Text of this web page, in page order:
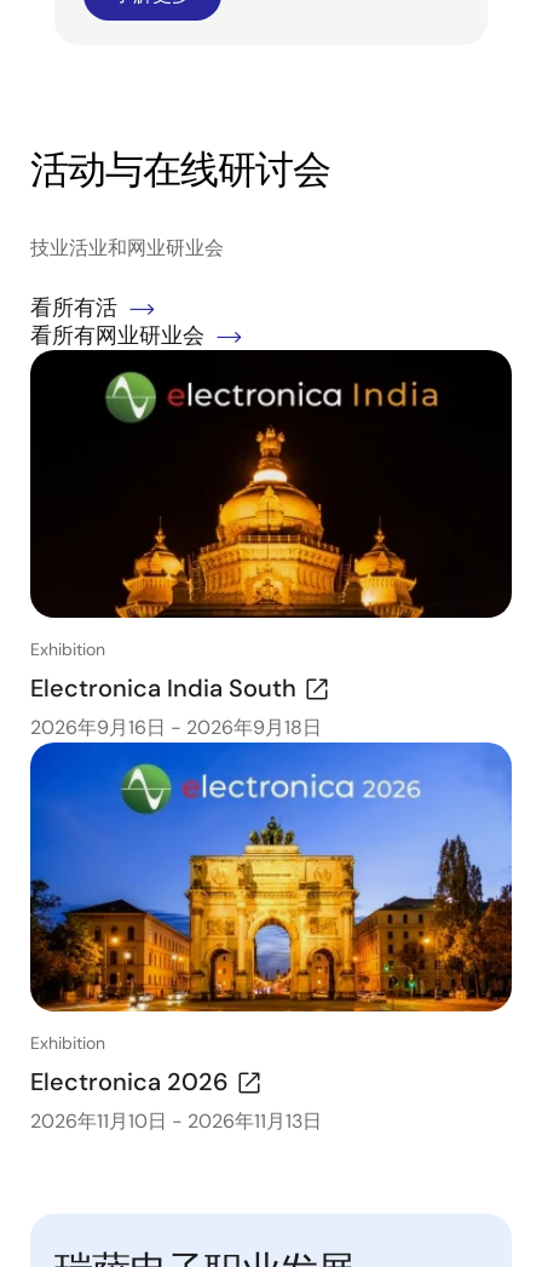
活动与在线研讨会
技业活业和网业研业会
看所有活
看所有网业研业会
Exhibition
Electronica India South
2026年9月16日 - 2026年9月18日
Exhibition
Electronica 2026
2026年11月10日 - 2026年11月13日